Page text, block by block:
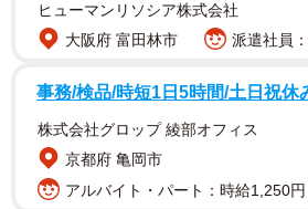
フリマアプリに出品されたガンダムのマンホ
ヒューマンリソシア株式会社
大阪府 富田林市
派遣社員
事務/検品/時短1日5時間/土日祝休
株式会社グロップ 綾部オフィス
京都府 亀岡市
アルバイト・パート：時給1,250